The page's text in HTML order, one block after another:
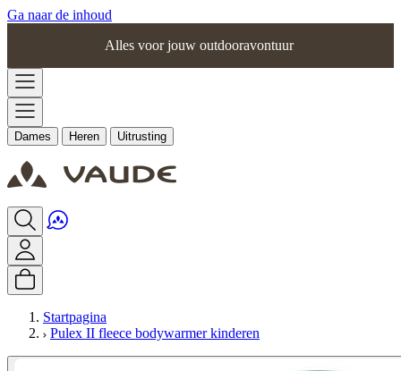
Ga naar de inhoud
Alles voor jouw outdooravontuur
Dames Heren Uitrusting
Startpagina
Pulex II fleece bodywarmer kinderen